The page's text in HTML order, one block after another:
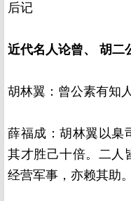
后记
近代名人论曾、 胡二
胡林翼： 曾公素有知
薛福成：胡林翼以臬
其才胜己十倍。二人
经营军事，亦赖其助。